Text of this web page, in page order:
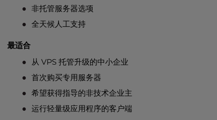
非托管服务器选项
全天候人工支持
最适合
从 VPS 托管升级的中小企业
首次购买专用服务器
希望获得指导的非技术企业主
运行轻量级应用程序的客户端